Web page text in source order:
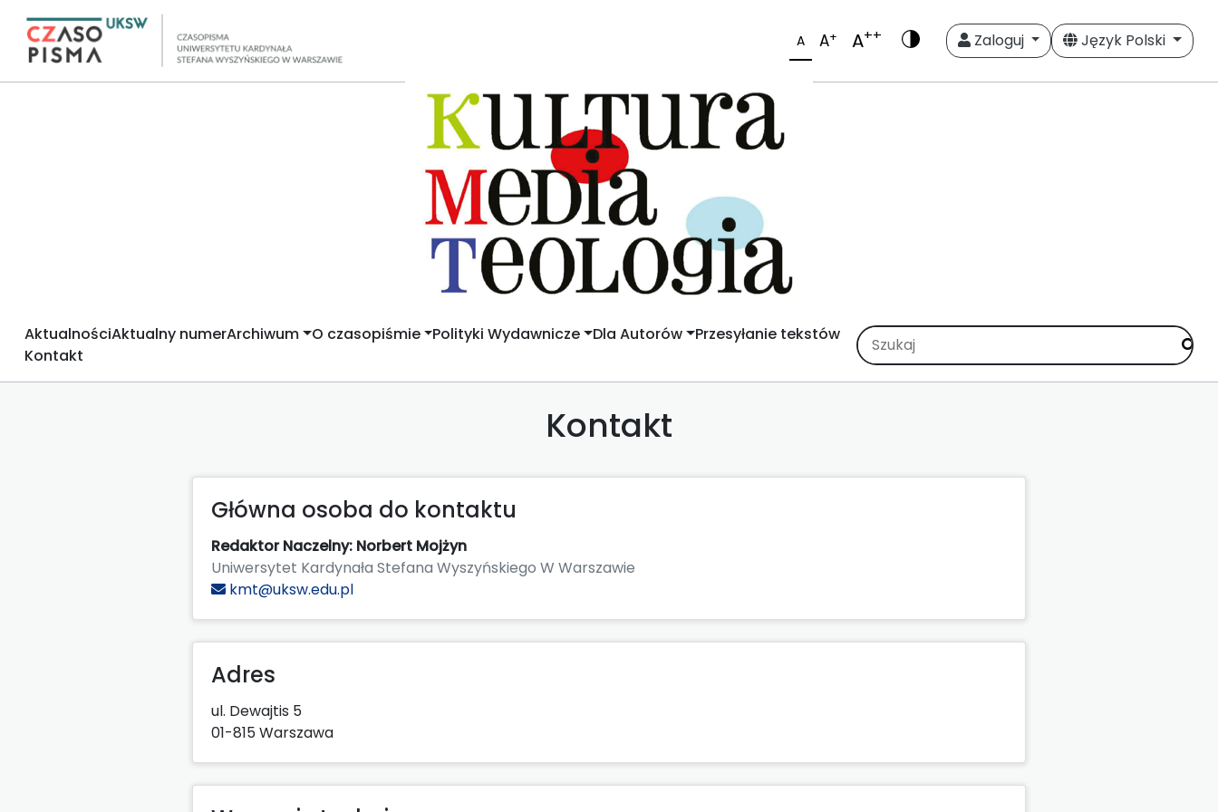
A A+ A++ Zaloguj Język Polski
AktualnościAktualny numerArchiwum O czasopiśmie Polityki Wydawnicze Dla Autorów Przesyłanie tekstów
Kontakt
Kontakt
Główna osoba do kontaktu
Redaktor Naczelny: Norbert Mojżyn
Uniwersytet Kardynała Stefana Wyszyńskiego W Warszawie
kmt@uksw.edu.pl
Adres
ul. Dewajtis 5
01-815 Warszawa